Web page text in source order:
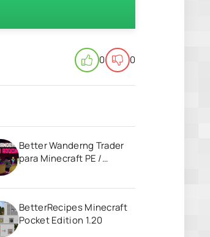
0 0
Better Wanderng Trader
para Minecraft PE /
BetterRecipes Minecraft
Pocket Edition 1.20